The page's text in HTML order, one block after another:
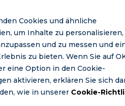
Cookies und ähnliche
um Inhalte zu personalisieren,
und zu messen und
zu bieten. Wenn Sie auf
eine Option in den Cookie-
aktivieren, erklären Sie sich
wie in unserer Cookie-